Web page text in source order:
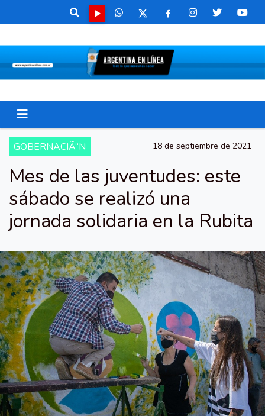
GOBERNACIÃ“N 18 de septiembre de 2021
Mes de las juventudes: este
sábado se realizó una
jornada solidaria en la Rubita